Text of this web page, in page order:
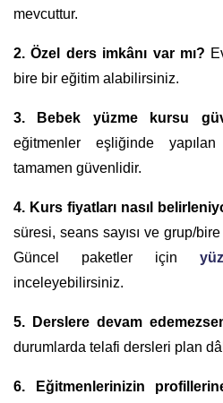
mevcuttur.
2. Özel ders imkânı var mı?
bire bir eğitim alabilirsiniz.
3. Bebek yüzme kursu
eğitmenler eşliğinde yapılan
tamamen güvenlidir.
4. Kurs fiyatları nasıl
süresi, seans sayısı ve grup/
Güncel paketler için
inceleyebilirsiniz.
5. Derslere devam
durumlarda telafi dersleri plan
6. Eğitmenlerinizin